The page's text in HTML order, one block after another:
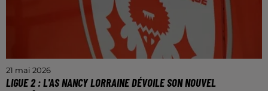
21 mai 2026
LIGUE 2 : L'AS NANCY LORRAINE DÉVOILE SON NOUVEL